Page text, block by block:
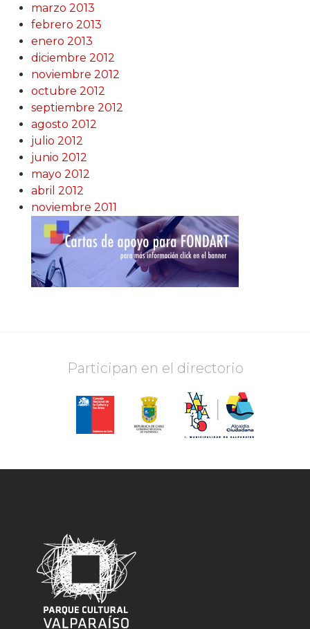
marzo 2013
febrero 2013
enero 2013
diciembre 2012
noviembre 2012
octubre 2012
septiembre 2012
agosto 2012
julio 2012
junio 2012
mayo 2012
abril 2012
noviembre 2011
Participan en el directorio